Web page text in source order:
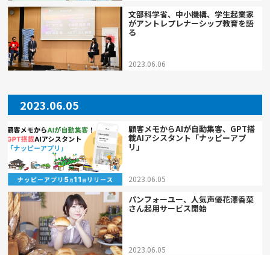
文部科学省、中小機構、学生起業家
がアントレプレナーシップ教育を語
る
2023.06.06
2023.06.05
顧客メモからAIが自動集客、GPT搭
載AIアシスタント「ナッピーアプ
リ」
2023.06.05
パンフォーユー、人気声優花澤香菜
さん起用サービス開始
2023.06.05